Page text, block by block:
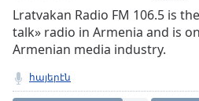
Stream
TypeLIVE
Seek to
currently
behind
liveLIVE
Lratvakan Radio FM 106.5 is
talk» radio in Armenia and is
Armenian media industry.
հայերէն